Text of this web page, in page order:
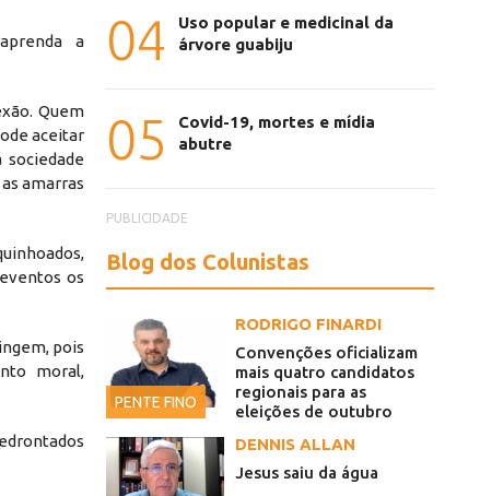
a
Quem
aceitar
amarras
os
pois
moral,
04
Uso popular e medicinal da
árvore guabiju
05
Covid-19, mortes e mídia
abutre
PUBLICIDADE
Blog dos Colunistas
PENTE FINO
RODRIGO FINARDI
Convenções oficializam
mais quatro candidatos
regionais para as
eleições de outubro
DENNIS ALLAN
Jesus saiu da água